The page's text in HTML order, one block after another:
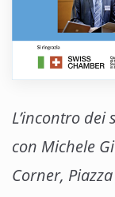
L’incontro
con Michele
Corner,